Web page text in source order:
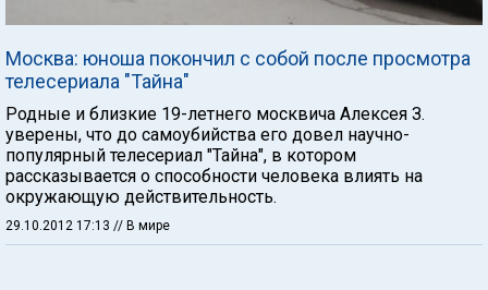
Москва: юноша покончил с собой после просмотра
телесериала "Тайна"
Родные и близкие 19-летнего москвича Алексея З.
уверены, что до самоубийства его довел научно-
популярный телесериал "Тайна", в котором
рассказывается о способности человека влиять на
окружающую действительность.
29.10.2012 17:13 // В мире